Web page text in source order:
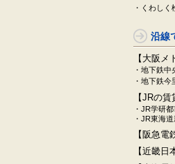
・くわしく
沿線
【大阪メ
・地下鉄中
・地下鉄今
【JRの賃
・JR学研
・JR東海
【阪急電
【近畿日